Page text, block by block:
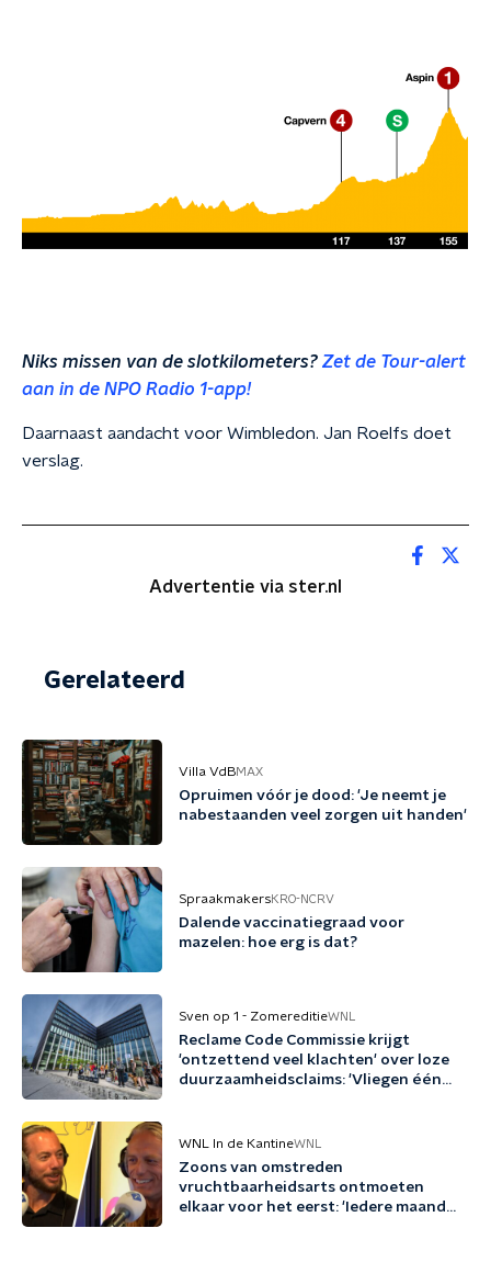
Niks missen van de slotkilometers? Zet de Tour-alert
aan in de NPO Radio 1-app!
Daarnaast aandacht voor Wimbledon. Jan Roelfs doet
verslag.
Advertentie via ster.nl
Gerelateerd
Villa VdBMAX
Opruimen vóór je dood: 'Je neemt je
nabestaanden veel zorgen uit handen'
SpraakmakersKRO-NCRV
Dalende vaccinatiegraad voor
mazelen: hoe erg is dat?
Sven op 1 - ZomereditieWNL
Reclame Code Commissie krijgt
'ontzettend veel klachten' over loze
duurzaamheidsclaims: 'Vliegen één
WNL In de KantineWNL
Zoons van omstreden
vruchtbaarheidsarts ontmoeten
elkaar voor het eerst: 'Iedere maand